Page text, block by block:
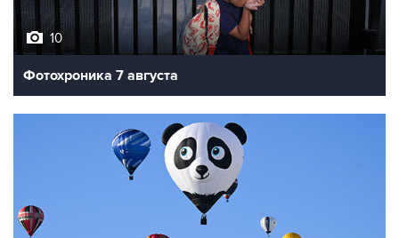
10
Фотохроника 7 августа